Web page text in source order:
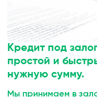
Кредит под
простой и
нужную сумму.
Мы принимаем в